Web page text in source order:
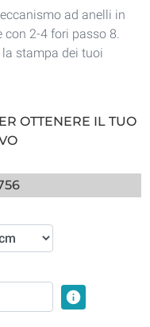
ad anelli in
con 2-4 fori passo 8.
stampa dei tuoi
OTTENERE IL TUO
info